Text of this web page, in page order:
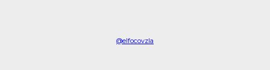
@elfocovzla